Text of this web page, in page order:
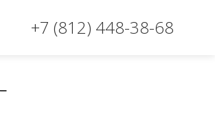
+7 (812) 448-38-68